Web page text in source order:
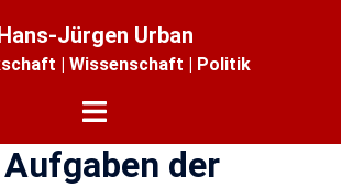
Jürgen Urban
| Wissenschaft | Politik
Menü
der